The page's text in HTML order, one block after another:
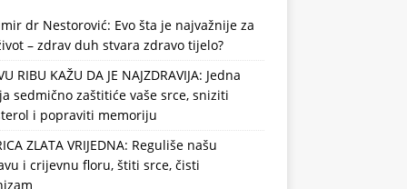
dr Nestorović: Evo šta je najvažnije za
– zdrav duh stvara zdravo tijelo?
RIBU KAŽU DA JE NAJZDRAVIJA: Jedna
sedmično zaštitiće vaše srce, sniziti
i popraviti memoriju
ZLATA VRIJEDNA: Reguliše našu
i crijevnu floru, štiti srce, čisti